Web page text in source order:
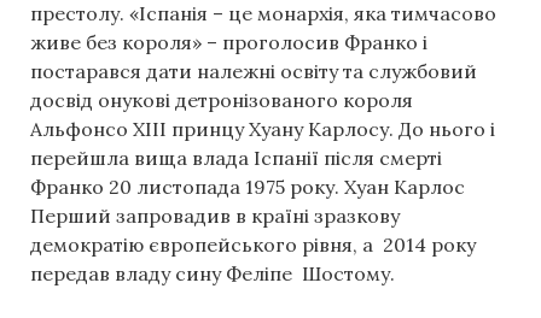
престолу. «Іспанія – це монархія, яка тимчасово
живе без короля» – проголосив Франко і
постарався дати належні освіту та службовий
досвід онукові детронізованого короля
Альфонсо ХІІІ принцу Хуану Карлосу. До нього і
перейшла вища влада Іспанії після смерті
Франко 20 листопада 1975 року. Хуан Карлос
Перший запровадив в країні зразкову
демократію європейського рівня, а 2014 року
передав владу сину Феліпе Шостому.